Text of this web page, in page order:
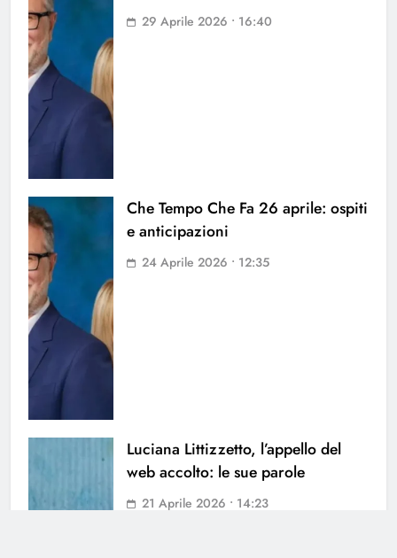
29 Aprile 2026 • 16:40
Che Tempo Che Fa 26 aprile: ospiti
e anticipazioni
24 Aprile 2026 • 12:35
Luciana Littizzetto, l’appello del
web accolto: le sue parole
21 Aprile 2026 • 14:23